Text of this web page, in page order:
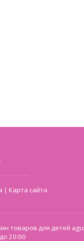
|Карта сайта
товаров для детей
20:00